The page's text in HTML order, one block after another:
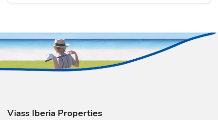
Viass Iberia Properties